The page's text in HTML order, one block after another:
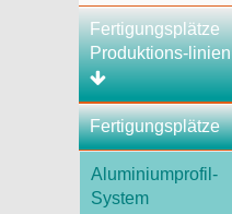
Fertigungsplätze
Produktions-linien
Fertigungsplätze
Aluminiumprofil-
System